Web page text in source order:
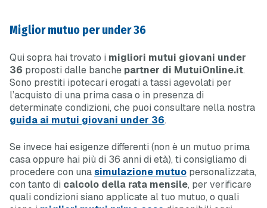
Miglior mutuo per under 36
Qui sopra hai trovato i migliori mutui giovani under
36 proposti dalle banche partner di MutuiOnline.it.
Sono prestiti ipotecari erogati a tassi agevolati per
l’acquisto di una prima casa o in presenza di
determinate condizioni, che puoi consultare nella nostra
guida ai mutui giovani under 36.
Se invece hai esigenze differenti (non è un mutuo prima
casa oppure hai più di 36 anni di età), ti consigliamo di
procedere con unasimulazione mutuo personalizzata,
con tanto di calcolo della rata mensile, per verificare
quali condizioni siano applicate al tuo mutuo, o quali